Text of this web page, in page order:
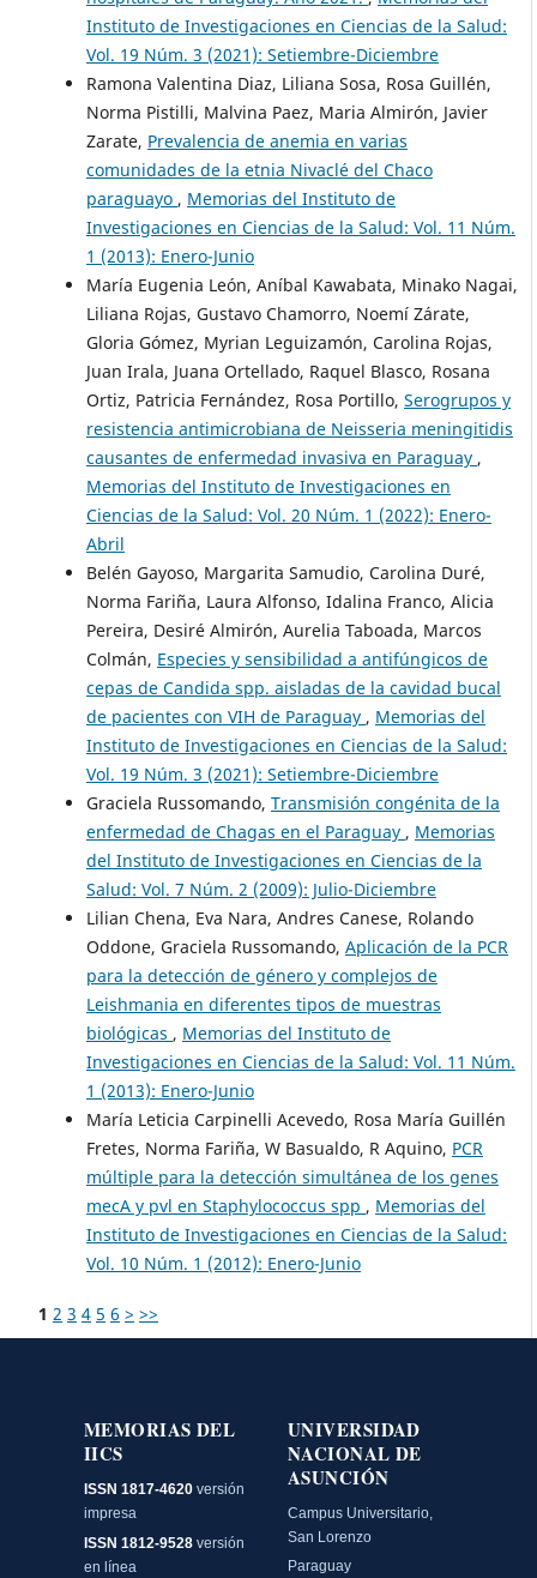
Instituto de Investigaciones en Ciencias de la Salud:
Vol. 19 Núm. 3 (2021): Setiembre-Diciembre
Ramona Valentina Diaz, Liliana Sosa, Rosa Guillén,
Norma Pistilli, Malvina Paez, Maria Almirón, Javier
Zarate, Prevalencia de anemia en varias
comunidades de la etnia Nivaclé del Chaco
paraguayo , Memorias del Instituto de
Investigaciones en Ciencias de la Salud: Vol. 11 Núm.
1 (2013): Enero-Junio
María Eugenia León, Aníbal Kawabata, Minako Nagai,
Liliana Rojas, Gustavo Chamorro, Noemí Zárate,
Gloria Gómez, Myrian Leguizamón, Carolina Rojas,
Juan Irala, Juana Ortellado, Raquel Blasco, Rosana
Ortiz, Patricia Fernández, Rosa Portillo, Serogrupos y
resistencia antimicrobiana de Neisseria meningitidis
causantes de enfermedad invasiva en Paraguay ,
Memorias del Instituto de Investigaciones en
Ciencias de la Salud: Vol. 20 Núm. 1 (2022): Enero-
Abril
Belén Gayoso, Margarita Samudio, Carolina Duré,
Norma Fariña, Laura Alfonso, Idalina Franco, Alicia
Pereira, Desiré Almirón, Aurelia Taboada, Marcos
Colmán, Especies y sensibilidad a antifúngicos de
cepas de Candida spp. aisladas de la cavidad bucal
de pacientes con VIH de Paraguay , Memorias del
Instituto de Investigaciones en Ciencias de la Salud:
Vol. 19 Núm. 3 (2021): Setiembre-Diciembre
Graciela Russomando, Transmisión congénita de la
enfermedad de Chagas en el Paraguay , Memorias
del Instituto de Investigaciones en Ciencias de la
Salud: Vol. 7 Núm. 2 (2009): Julio-Diciembre
Lilian Chena, Eva Nara, Andres Canese, Rolando
Oddone, Graciela Russomando, Aplicación de la PCR
para la detección de género y complejos de
Leishmania en diferentes tipos de muestras
biológicas , Memorias del Instituto de
Investigaciones en Ciencias de la Salud: Vol. 11 Núm.
1 (2013): Enero-Junio
María Leticia Carpinelli Acevedo, Rosa María Guillén
Fretes, Norma Fariña, W Basualdo, R Aquino, PCR
múltiple para la detección simultánea de los genes
mecA y pvl en Staphylococcus spp , Memorias del
Instituto de Investigaciones en Ciencias de la Salud:
Vol. 10 Núm. 1 (2012): Enero-Junio
1 2 3 4 5 6 > >>
MEMORIAS DEL
IICS
ISSN 1817-4620 versión
impresa
ISSN 1812-9528 versión
en línea
UNIVERSIDAD
NACIONAL DE
ASUNCIÓN
Campus Universitario,
San Lorenzo
Paraguay